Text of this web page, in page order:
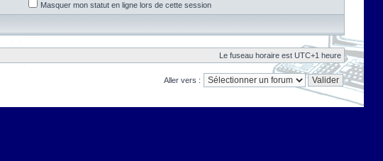
Masquer mon statut en ligne lors de cette session
Le fuseau horaire est UTC+1 heure
Aller vers :